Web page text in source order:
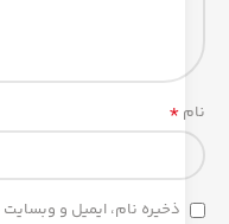
نام *
ذخیره نام، ایمیل و